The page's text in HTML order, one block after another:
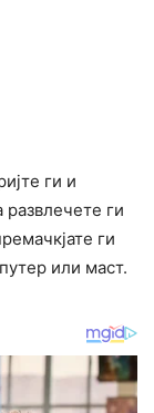
ги и
ги
ги
или маст.